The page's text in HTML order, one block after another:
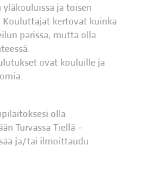
ja toisen
kertovat kuinka
parissa, mutta olla
ovat kouluille ja
olla
Turvassa Tiellä –
ja/tai ilmoittaudu